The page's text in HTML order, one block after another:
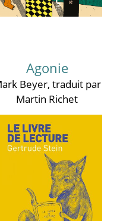
Agonie
Beyer, traduit par
Martin Richet